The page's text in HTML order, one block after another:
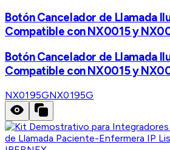
Botón Cancelador de Llamada
Compatible con NX0015 y
Botón Cancelador de Llamada
Compatible con NX0015 y
NX0195GNX0195G